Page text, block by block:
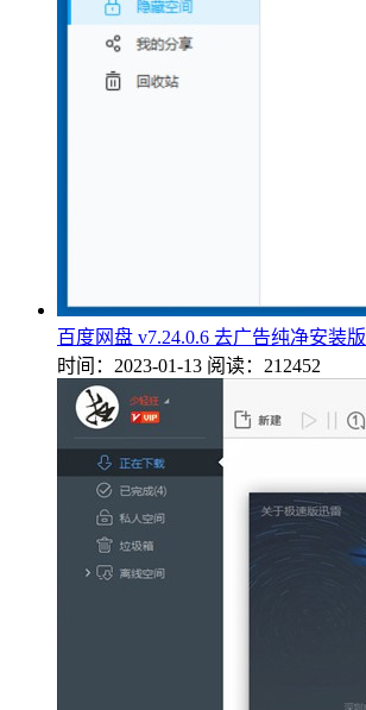
百度网盘 v7.24.0.6 去广告纯净安装版
时间：2023-01-13 阅读：212452